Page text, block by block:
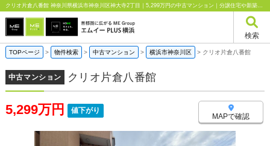
クリオ片倉八番館 神奈川県横浜市神奈川区神大寺2丁目｜5,299万円の中古マンション｜分譲住宅や新築物件｜エムイーPLUS横浜
検索
TOPページ > 物件検索 > 中古マンション > 横浜市神奈川区 > クリオ片倉八番館
中古マンション クリオ片倉八番館
5,299万円 値下がり
MAPで確認